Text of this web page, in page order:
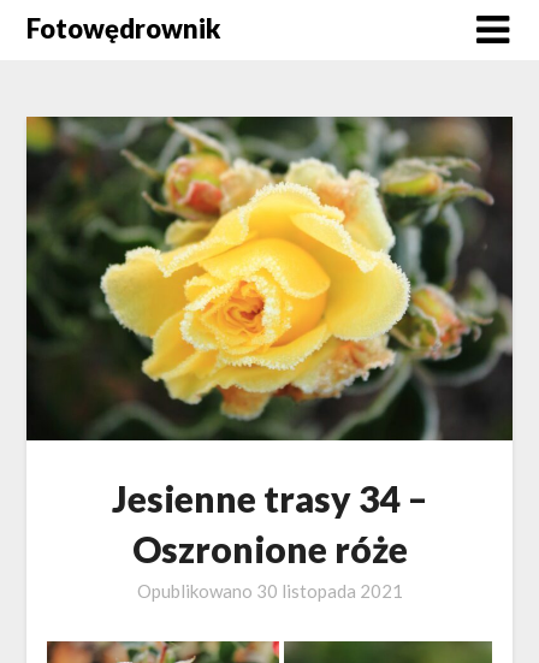
SkipFotowędrownik
Jesienne trasy 34 –
Oszronione róże
Opublikowano 30 listopada 2021